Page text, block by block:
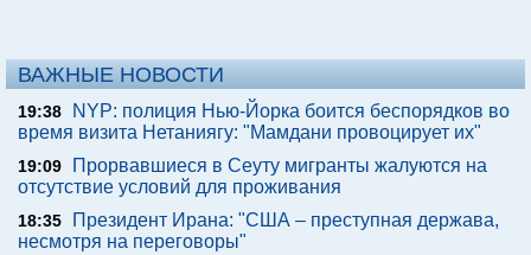
ВАЖНЫЕ НОВОСТИ
19:38
NYP: полиция Нью-Йорка боится беспорядков во
время визита Нетаниягу: "Мамдани провоцирует их"
19:09
Прорвавшиеся в Сеуту мигранты жалуются на
отсутствие условий для проживания
18:35
Президент Ирана: "США – преступная держава,
несмотря на переговоры"